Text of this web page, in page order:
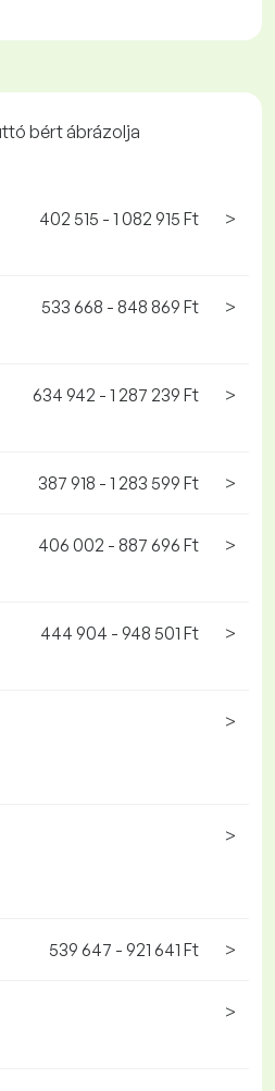
bért ábrázolja
402 515 - 1 082 915 Ft >
533 668 - 848 869 Ft >
634 942 - 1 287 239 Ft >
387 918 - 1 283 599 Ft >
406 002 - 887 696 Ft >
444 904 - 948 501 Ft >
>
>
539 647 - 921 641 Ft >
>